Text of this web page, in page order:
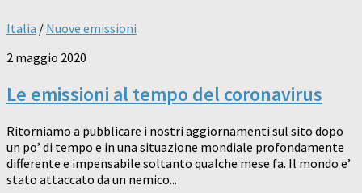
Italia / Nuove emissioni
2 maggio 2020
Le emissioni al tempo del coronavirus
Ritorniamo a pubblicare i nostri aggiornamenti sul sito dopo
un po’ di tempo e in una situazione mondiale profondamente
differente e impensabile soltanto qualche mese fa. Il mondo e’
stato attaccato da un nemico...